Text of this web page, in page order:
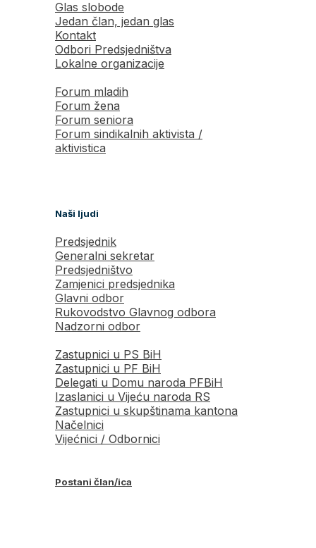
Glas slobode
Jedan član, jedan glas
Kontakt
Odbori Predsjedništva
Lokalne organizacije
Forum mladih
Forum žena
Forum seniora
Forum sindikalnih aktivista /
aktivistica
Naši ljudi
Predsjednik
Generalni sekretar
Predsjedništvo
Zamjenici predsjednika
Glavni odbor
Rukovodstvo Glavnog odbora
Nadzorni odbor
Zastupnici u PS BiH
Zastupnici u PF BiH
Delegati u Domu naroda PFBiH
Izaslanici u Vijeću naroda RS
Zastupnici u skupštinama kantona
Načelnici
Vijećnici / Odbornici
Postani član/ica